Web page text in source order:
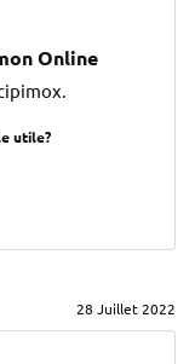
Online
utile?
28 Juillet 2022